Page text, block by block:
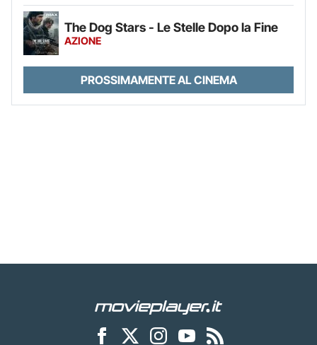
The Dog Stars - Le Stelle Dopo la Fine
AZIONE
PROSSIMAMENTE AL CINEMA